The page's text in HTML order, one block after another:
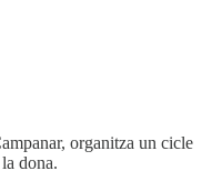
organitza un cicle
dona.